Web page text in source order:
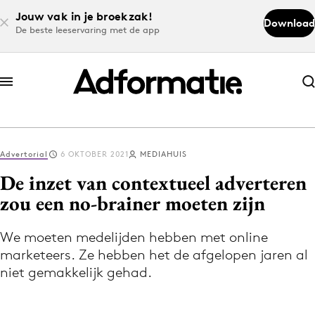
Jouw vak in je broekzak!
De beste leeservaring met de app
Download
Abonneer nu
Abonneer nu
Log in
Volg het laatste nieuws via de Adformatie
Nieuws app
Advertorial 6 OKTOBER 2021 MEDIAHUIS
De inzet van contextueel adverteren
zou een no-brainer moeten zijn
We moeten medelijden hebben met online
marketeers. Ze hebben het de afgelopen jaren al
niet gemakkelijk gehad.